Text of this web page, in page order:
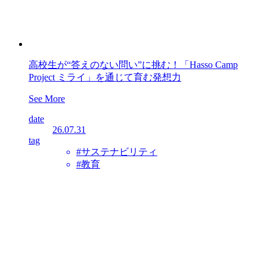
高校生が“答えのない問い”に挑む！「Hasso Camp
Project ミライ」を通じて育む発想力
See More
date
26.07.31
tag
#サステナビリティ
#教育